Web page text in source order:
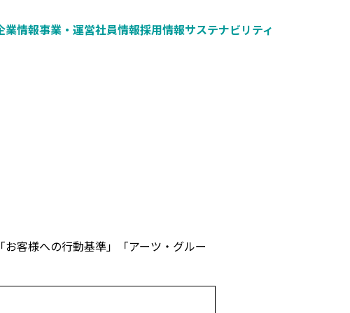
業情報事業・運営社員情報採用情報サステナビリティ
客様への行動基準」「アーツ・グルー